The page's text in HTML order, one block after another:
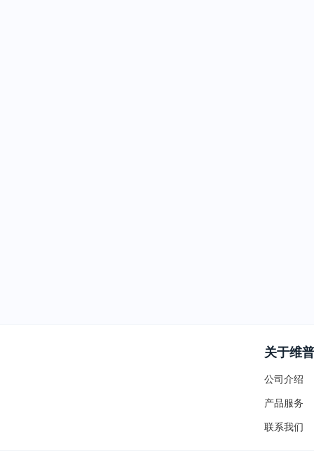
关于维普
公司介绍
产品服务
联系我们